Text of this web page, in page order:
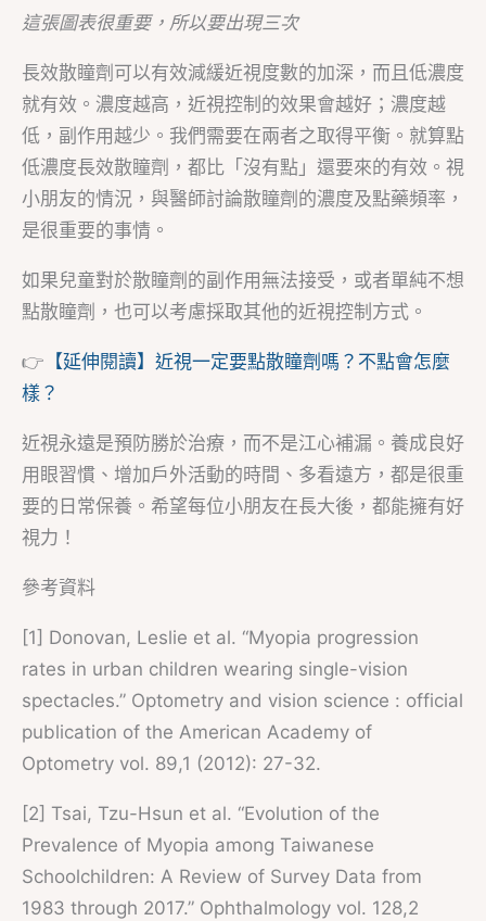
這張圖表很重要，所以要出現三次
長效散瞳劑可以有效減緩近視度數的加深，而且低濃度
就有效。濃度越高，近視控制的效果會越好；濃度越
低，副作用越少。我們需要在兩者之取得平衡。就算點
低濃度長效散瞳劑，都比「沒有點」還要來的有效。視
小朋友的情況，與醫師討論散瞳劑的濃度及點藥頻率，
是很重要的事情。
如果兒童對於散瞳劑的副作用無法接受，或者單純不想
點散瞳劑，也可以考慮採取其他的近視控制方式。
👉 【延伸閱讀】近視一定要點散瞳劑嗎？不點會怎麼
樣？
近視永遠是預防勝於治療，而不是江心補漏。養成良好
用眼習慣、增加戶外活動的時間、多看遠方，都是很重
要的日常保養。希望每位小朋友在長大後，都能擁有好
視力！
參考資料
[1] Donovan, Leslie et al. “Myopia progression
rates in urban children wearing single-vision
spectacles.” Optometry and vision science : official
publication of the American Academy of
Optometry vol. 89,1 (2012): 27-32.
[2] Tsai, Tzu-Hsun et al. “Evolution of the
Prevalence of Myopia among Taiwanese
Schoolchildren: A Review of Survey Data from
1983 through 2017.” Ophthalmology vol. 128,2